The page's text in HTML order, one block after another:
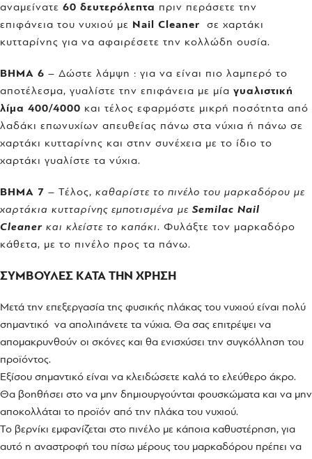
αναμείνατε 60 δευτερόλεπτα πριν περάσετε την
επιφάνεια του νυχιού με Nail Cleaner σε χαρτάκι
κυτταρίνης για να αφαιρέσετε την κολλώδη ουσία.
BHMA 6 – Δώστε λάμψη : για να είναι πιο λαμπερό το
αποτέλεσμα, γυαλίστε την επιφάνεια με μία γυαλιστική
λίμα 400/4000 και τέλος εφαρμόστε μικρή ποσότητα από
λαδάκι επωνυχίων απευθείας πάνω στα νύχια ή πάνω σε
χαρτάκι κυτταρίνης και στην συνέχεια με το ίδιο το
χαρτάκι γυαλίστε τα νύχια.
ΒΗΜΑ 7 – Τέλος, καθαρίστε το πινέλο του μαρκαδόρου με
χαρτάκια κυτταρίνης εμποτισμένα με Semilac Nail
Cleaner και κλείστε το καπάκι. Φυλάξτε τον μαρκαδόρο
κάθετα, με το πινέλο προς τα πάνω.
ΣΥΜΒΟΥΛΕΣ ΚΑΤΑ ΤΗΝ ΧΡΗΣΗ
Μετά την επεξεργασία της φυσικής πλάκας του νυχιού είναι πολύ
σημαντικό να απολιπάνετε τα νύχια. Θα σας επιτρέψει να
απομακρυνθούν οι σκόνες και θα ενισχύσει την συγκόλληση του
προϊόντος.
Εξίσου σημαντικό είναι να κλειδώσετε καλά το ελεύθερο άκρο.
Θα βοηθήσει στο να μην δημιουργούνται φουσκώματα και να μην
αποκολλάται το προϊόν από την πλάκα του νυχιού.
Το βερνίκι εμφανίζεται στο πινέλο με κάποια καθυστέρηση, για
αυτό η αναστροφή του πίσω μέρους του μαρκαδόρου πρέπει να